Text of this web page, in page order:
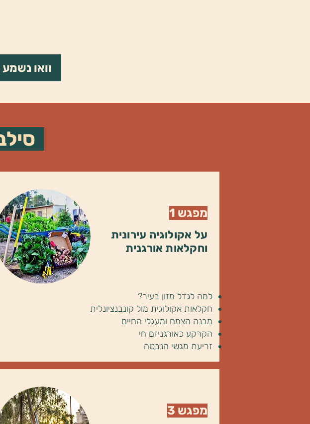
וואו
מפגש 1
על אקולוגיה עירונית
וחקלאות אורגנית
למה לגדל מזון בעיר?
חקלאות אקולוגית מול קונבנציונלית
מבנה הצמח ומעגלי החיים
הקרקע כאורגניזם חי
זריעת מגשי הנבטה
מפגש 3